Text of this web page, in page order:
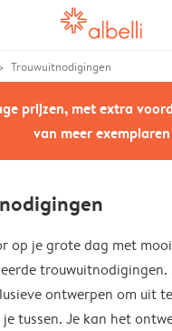
Trouwuitnodigingen
prijzen, met extra
van meer exemplaren
op je grote dag met
trouwuitnodigingen.
ontwerpen om uit
tussen. Je kan het